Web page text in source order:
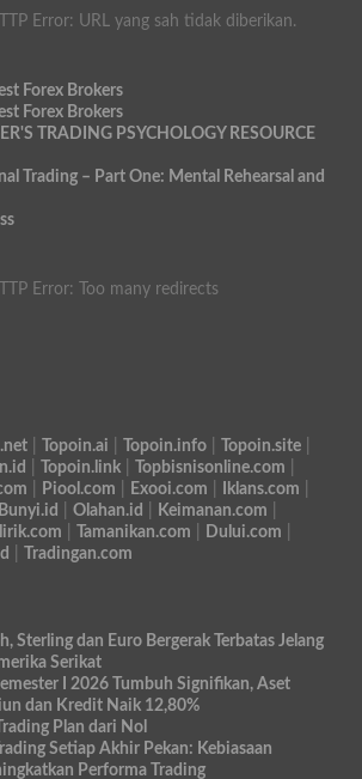
Error: URL yang sah tidak diberikan.
Forex Brokers
Forex Brokers
TRADING PSYCHOLOGY RESOURCE
Trading – Part One: Mental Rehearsal and
Error: Too many redirects
| Topoin.ai Topoin.info| Topoin.site|
Topoin.link| Topbisnisonline.com
Piool.com Exooi.com Iklans.com
Bunyi.id Olahan.id Keimanan.com
Tamanikan.com Dului.com
Tradingan.com
Sterling dan Euro Bergerak Terbatas Jelang
Serikat
I 2026 Tumbuh Signifikan, Aset
dan Kredit Naik 12,80%
Plan dari Nol
Setiap Akhir Pekan: Kebiasaan
Performa Trading